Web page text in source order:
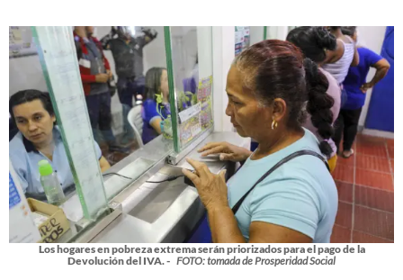
Los hogares en pobreza extrema serán priorizados para el pago de la
Devolución del IVA. - FOTO: tomada de Prosperidad Social